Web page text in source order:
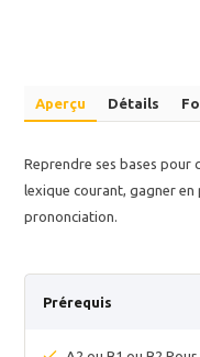
Aperçu Détails
Reprendre ses bases pour
lexique courant, gagner
prononciation.
Prérequis